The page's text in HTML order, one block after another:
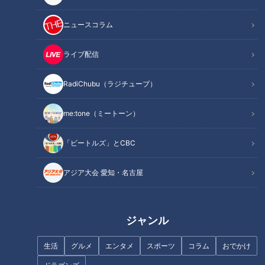
ニュースコラム
ライブ配信
RadiChubu（ラジチューブ）
me:tone（ミートーン）
「ビートルズ」とCBC
アジア大会 愛知・名古屋
ジャンル
生活 グルメ エンタメ スポーツ コラム おでかけ
記事に戻る
この記事を見たあなたへのおすすめ
がる愛知・長久手市＆瀬戸市の
絶品グルメ＆おすすめスポット
を尼神インターがリポート！